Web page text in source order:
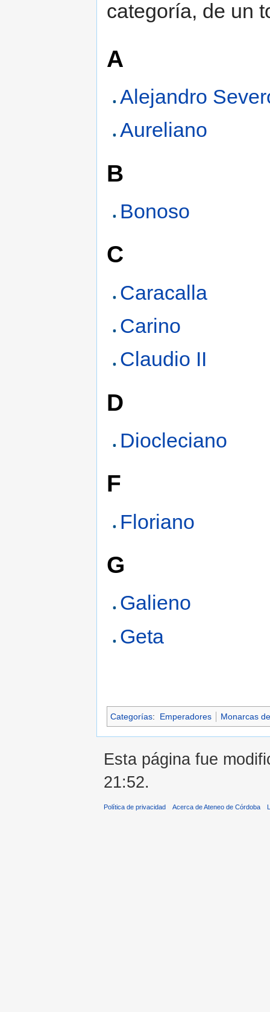
categoría, de un
A
Alejandro
Aureliano
B
Bonoso
C
Caracalla
Carino
Claudio II
D
Diocleciano
F
Floriano
G
Galieno
Geta
Categorías: Emperadores Monarcas
Esta página fue
21:52.
Política de privacidad Acerca de Ateneo de Córdoba